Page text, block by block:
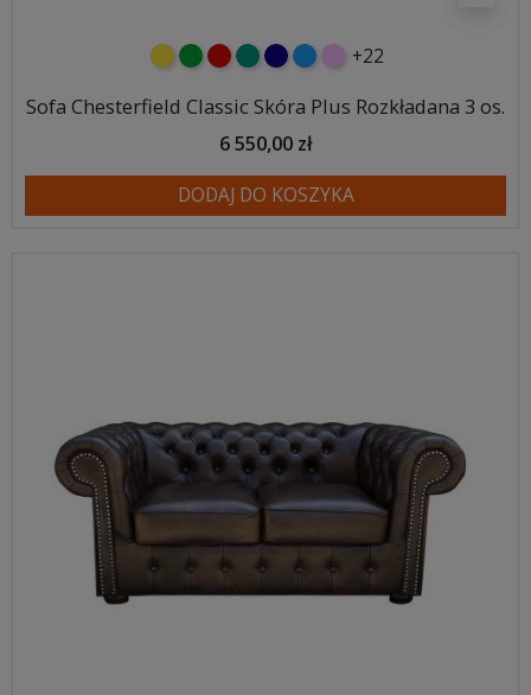
żółtyzielonyczerwony
turkusowy
granatowy
niebieski
różowy
+22
Sofa Chesterfield Classic Skóra Plus Rozkładana 3 os.
6 550,00 zł
DODAJ DO KOSZYKA